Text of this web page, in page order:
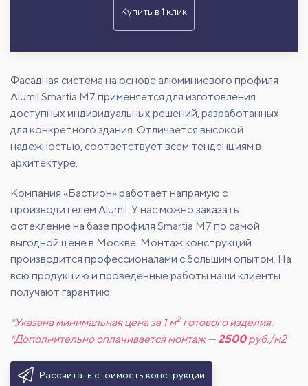
Купить в 1 клик
Фасадная система на основе алюминиевого профиля
Alumil Smartia M7 применяется для изготовления
доступных индивидуальных решений, разработанных
для конкретного здания. Отличается высокой
надежностью, соответствует всем тенденциям в
архитектуре.
Компания «Бастион» работает напрямую с
производителем Alumil. У нас можно заказать
остекление на базе профиля Smartia M7 по самой
выгодной цене в Москве. Монтаж конструкций
производится профессионалами с большим опытом. На
всю продукцию и проведенные работы наши клиенты
получают гарантию.
*Указана минимальная цена за 1 м2готового изделия.
*Дополнительно оплачивается монтаж — 2500руб./м2
Рассчитать стоимость конструкции